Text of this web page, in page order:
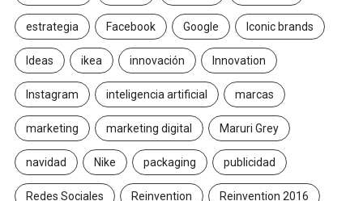
estrategia Facebook Google Iconic brands
Ideas ikea innovación Innovation
Instagram inteligencia artificial marcas
marketing marketing digital Maruri Grey
navidad Nike packaging publicidad
Redes Sociales Reinvention Reinvention 2016